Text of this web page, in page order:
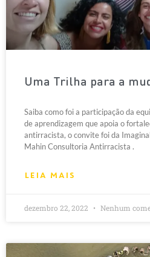
Uma Trilha para a
Saiba como foi a participação da
de aprendizagem que apoia o
antirracista, o convite foi da
Mahin Consultoria Antirracista .
LEIA MAIS
dezembro 22, 2022 Nenhum